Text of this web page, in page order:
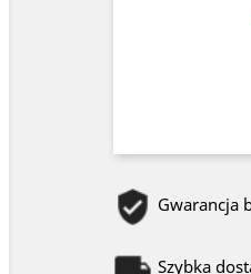
Gwarancja
Szybka